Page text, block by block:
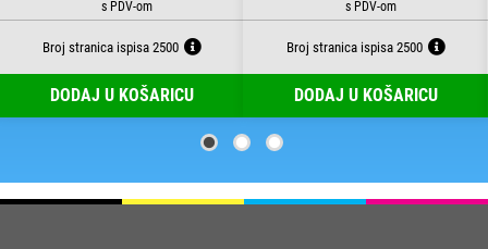
Broj stranica ispisa 2500
DODAJ U KOŠARICU
Broj stranica ispisa 2500
DODAJ U KOŠARICU